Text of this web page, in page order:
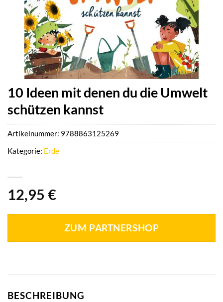
10 Ideen mit denen du die Umwelt
schützen kannst
12,95 €
ZUM PARTNERSHOP
Artikelnummer: 9788863125269
Kategorie: Erde
BESCHREIBUNG